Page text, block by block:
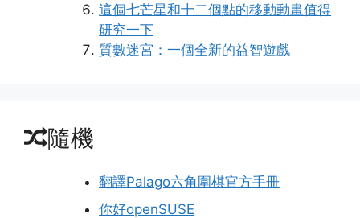
這個七芒星和十二個點的移動動畫值得
研究一下
質數迷宮：一個全新的益智遊戲
隨機
翻譯Palago六角圍棋官方手冊
你好openSUSE